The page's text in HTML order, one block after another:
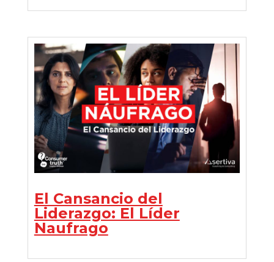
El Cansancio del
Liderazgo: El Líder
Naufrago